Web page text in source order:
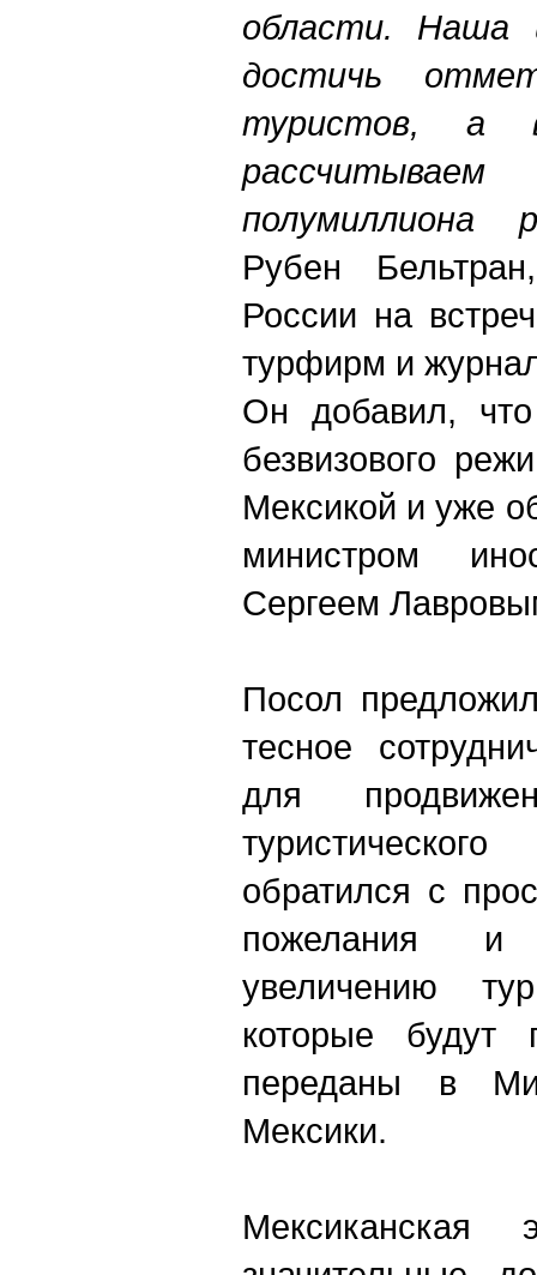
области. Наша
достичь
туристов,
полумиллиона
Рубен
России на
турфирм и
Он добавил,
безвизового
Мексикой и уже
министром
Сергеем
Посол
тесное
для
обратился с
пожелания и
увеличению
которые будут
переданы в
Мексики.
Мексиканская